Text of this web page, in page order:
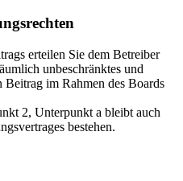
erteilen Sie dem Betreiber
unbeschränktes und
im Rahmen des Boards
2, Unterpunkt a bleibt auch
bestehen.